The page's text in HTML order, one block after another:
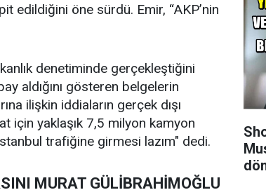
edildiğini öne sürdü. Emir, “AKP’nin
denetiminde gerçekleştiğini
aldığını gösteren belgelerin
ilişkin iddiaların gerçek dışı
için yaklaşık 7,5 milyon kamyon
trafiğine girmesi lazım" dedi.
MURAT GÜLİBRAHİMOĞLU